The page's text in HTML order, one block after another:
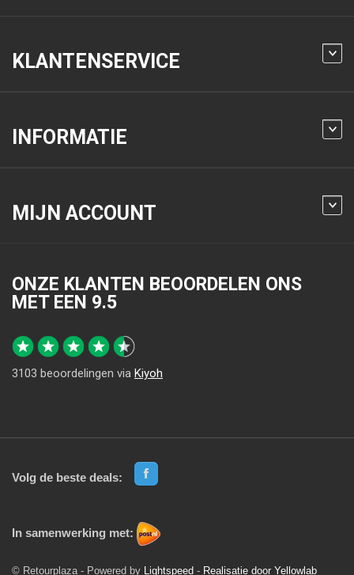
KLANTENSERVICE
INFORMATIE
MIJN ACCOUNT
ONZE KLANTEN BEOORDELEN ONS
MET EEN 9.5
3103 beoordelingen via Kiyoh
Volg de beste deals:
In samenwerking met:
© Retourplaza - Powered by Lightspeed - Realisatie door Yellowlab